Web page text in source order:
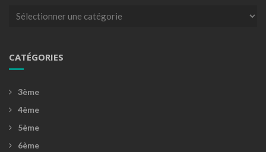
Catégories
CATÉGORIES
3ème
4ème
5ème
6ème